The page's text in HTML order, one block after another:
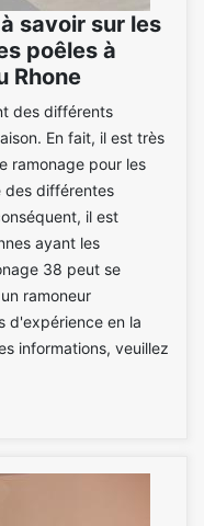
savoir sur les
poêles à
Rhone
des différents
En fait, il est très
ramonage pour les
des différentes
il est
ayant les
38 peut se
ramoneur
d'expérience en la
informations, veuillez